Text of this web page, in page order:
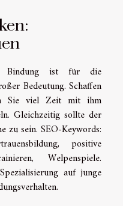
Bindung ist für die
Bedeutung. Schaffen
Sie viel Zeit mit ihm
Gleichzeitig sollte der
zu sein. SEO-Keywords:
positive
Welpenspiele.
auf junge